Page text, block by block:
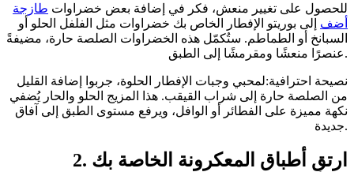
للحصول على تغيير منعش، فكر في إضافة بعض خضراوات طازجة
أضف إلى بوريتو الإفطار الخاص بك خضراوات مثل الفلفل الحلو أو
السبانخ أو الطماطم. ستُكمّل هذه الخضراوات الصلصة حارة، مضيفةً
عنصرًا منعشًا ومقرمشًا إلى الطبق.
نصيحة احترافية:لمحبي وجبات الإفطار الحلوة، جربوا إضافة القليل
من الصلصة حارة إلى شراب القيقب. هذا المزيج الحلو والحار يُضفي
نكهة مميزة على الفطائر أو الوافل، ويرفع مستوى الطبق إلى آفاق
جديدة.
2. ارتقِ أطباق المعكرونة الخاصة بك